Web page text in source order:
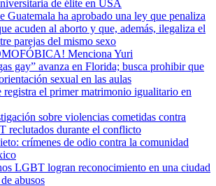
de élite en USA
Guatemala ha aprobado una ley que penaliza
acuden al aborto y que, además, ilegaliza el
parejas del mismo sexo
Menciona Yuri
gay” avanza en Florida; busca prohibir que
sexual en las aulas
registra el primer matrimonio igualitario en
sobre violencias cometidas contra
reclutados durante el conflicto
crímenes de odio contra la comunidad
LGBT logran reconocimiento en una ciudad
abusos